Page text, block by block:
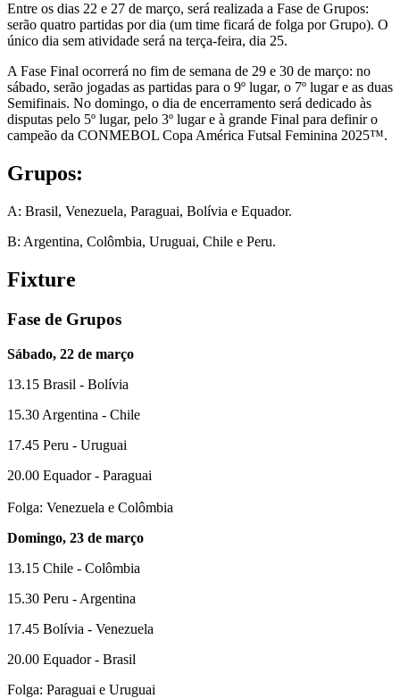
Entre os dias 22 e 27 de março, será realizada a Fase de Grupos:
serão quatro partidas por dia (um time ficará de folga por Grupo). O
único dia sem atividade será na terça-feira, dia 25.
A Fase Final ocorrerá no fim de semana de 29 e 30 de março: no
sábado, serão jogadas as partidas para o 9º lugar, o 7º lugar e as duas
Semifinais. No domingo, o dia de encerramento será dedicado às
disputas pelo 5º lugar, pelo 3º lugar e à grande Final para definir o
campeão da CONMEBOL Copa América Futsal Feminina 2025™.
Grupos:
A: Brasil, Venezuela, Paraguai, Bolívia e Equador.
B: Argentina, Colômbia, Uruguai, Chile e Peru.
Fixture
Fase de Grupos
Sábado, 22 de março
13.15 Brasil - Bolívia
15.30 Argentina - Chile
17.45 Peru - Uruguai
20.00 Equador - Paraguai
Folga: Venezuela e Colômbia
Domingo, 23 de março
13.15 Chile - Colômbia
15.30 Peru - Argentina
17.45 Bolívia - Venezuela
20.00 Equador - Brasil
Folga: Paraguai e Uruguai